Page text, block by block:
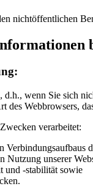
nichtöffentlichen
d.h., wenn Sie sich
des Webbrowsers,
verarbeitet:
Verbindungsaufbaus
Nutzung unserer
und -stabilität sowie